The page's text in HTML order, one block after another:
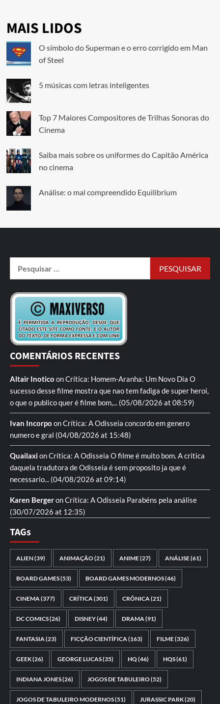
MAIS LIDOS
O símbolo do Superman e o erro corrigido em Man
of Steel
5 músicas com letras inteligentes
Top 7 Maiores Compositores de Trilhas Sonoras do
Cinema
Saiba mais sobre os uniformes do Capitão América
no cinema
Análise: o mal compreendido Equilibrium
COMENTÁRIOS RECENTES
Altair Inotico onCrítica: Homem-Aranha: Um Novo Dia O
sucesso desse filme mostra que nao tem fadiga de super heroi,
o que o publico quer é filme bom,... (05/08/2026 at 08:59)
Ivan Incorpo onCrítica: A Odisseia concordo em genero
numero e gral (04/08/2026 at 15:48)
QuailaxionCrítica: A Odisseia O filme é muito bom. A critica
daquela tradutora de Odisseia é sem proposito ja que é
necessario... (04/08/2026 at 09:14)
Karen BergeronCrítica: A Odisseia Parabéns pela análise
(30/07/2026 at 12:35)
TAGs
ALIEN(39) ANIMAÇÃO(21) ANIME(27) ANÁLISE(61)
BOARD GAMES(53) BOARD GAMES MODERNOS(46)
CINEMA(377) CRÍTICA(301) CRÔNICA(21)
DC COMICS(26) DISNEY(44) DRAMA(91)
FANTASIA(23) FICÇÃO CIENTÍFICA(163) FILME(326)
GEEK(26) GEORGE LUCAS(35) HQ(46) HQS(61)
INDIANA JONES(26) JOGOS DE TABULEIRO(52)
JOGOS DE TABULEIRO MODERNOS(51) JURASSIC PARK(20)